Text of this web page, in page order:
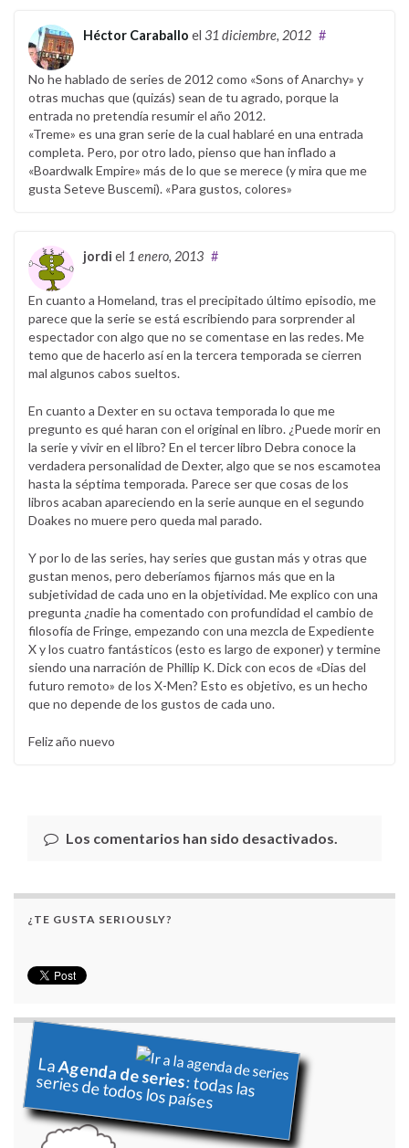
Héctor Caraballo el 31 diciembre, 2012 #
No he hablado de series de 2012 como «Sons of Anarchy» y
otras muchas que (quizás) sean de tu agrado, porque la
entrada no pretendía resumir el año 2012.
«Treme» es una gran serie de la cual hablaré en una entrada
completa. Pero, por otro lado, pienso que han inflado a
«Boardwalk Empire» más de lo que se merece (y mira que me
gusta Seteve Buscemi). «Para gustos, colores»
jordi el 1 enero, 2013 #
En cuanto a Homeland, tras el precipitado último episodio, me
parece que la serie se está escribiendo para sorprender al
espectador con algo que no se comentase en las redes. Me
temo que de hacerlo así en la tercera temporada se cierren
mal algunos cabos sueltos.
En cuanto a Dexter en su octava temporada lo que me
pregunto es qué haran con el original en libro. ¿Puede morir en
la serie y vivir en el libro? En el tercer libro Debra conoce la
verdadera personalidad de Dexter, algo que se nos escamotea
hasta la séptima temporada. Parece ser que cosas de los
libros acaban apareciendo en la serie aunque en el segundo
Doakes no muere pero queda mal parado.
Y por lo de las series, hay series que gustan más y otras que
gustan menos, pero deberíamos fijarnos más que en la
subjetividad de cada uno en la objetividad. Me explico con una
pregunta ¿nadie ha comentado con profundidad el cambio de
filosofía de Fringe, empezando con una mezcla de Expediente
X y los cuatro fantásticos (esto es largo de exponer) y termine
siendo una narración de Phillip K. Dick con ecos de «Dias del
futuro remoto» de los X-Men? Esto es objetivo, es un hecho
que no depende de los gustos de cada uno.
Feliz año nuevo
Los comentarios han sido desactivados.
¿TE GUSTA SERIOUSLY?
LaAgenda de series: todas las
series de todos los países